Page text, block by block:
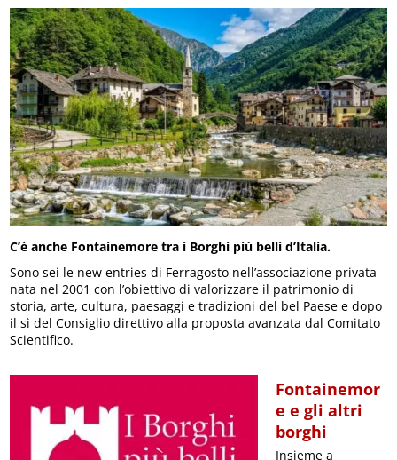
C’è anche Fontainemore tra i Borghi più belli d’Italia.
Sono sei le new entries di Ferragosto nell’associazione privata
nata nel 2001 con l’obiettivo di valorizzare il patrimonio di
storia, arte, cultura, paesaggi e tradizioni del bel Paese e dopo
il sì del Consiglio direttivo alla proposta avanzata dal Comitato
Scientifico.
Fontainemor
e e gli altri
borghi
Insieme a